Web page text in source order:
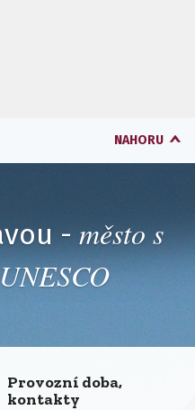
NAHORU
- město s
Provozní doba,
kontakty